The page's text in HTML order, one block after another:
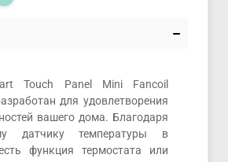
Touch Panel Mini Fancoil
для удовлетворения
вашего дома. Благодаря
датчику температуры в
функция термостата или